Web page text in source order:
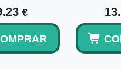
€